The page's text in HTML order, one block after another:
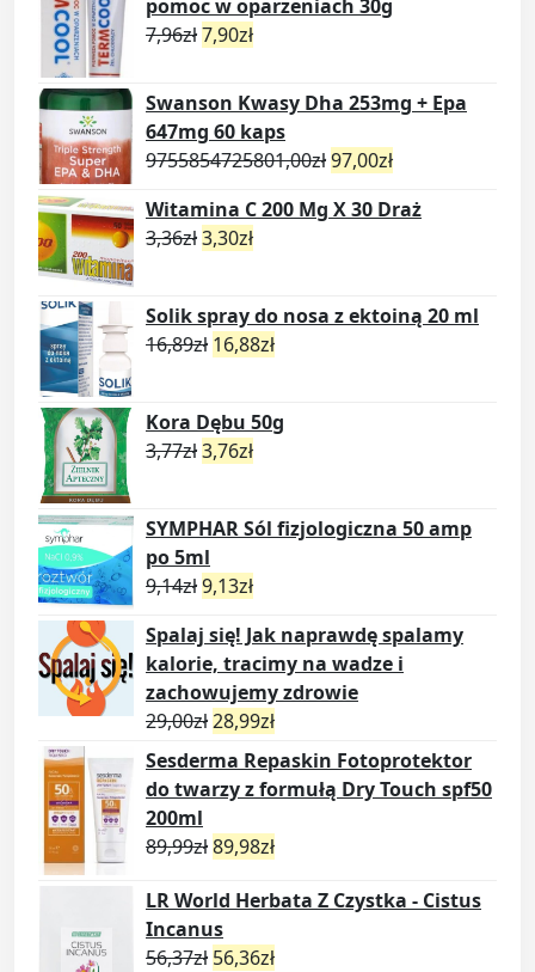
pomoc w oparzeniach 30g
7,96zł7,90zł
Swanson Kwasy Dha 253mg + Epa
647mg 60 kaps
9755854725801,00zł97,00zł
Witamina C 200 Mg X 30 Draż
3,36zł3,30zł
Solik spray do nosa z ektoiną 20 ml
16,89zł 16,88zł
Kora Dębu 50g
3,77zł3,76zł
SYMPHAR Sól fizjologiczna 50 amp
po 5ml
9,14zł9,13zł
Spalaj się! Jak naprawdę spalamy
kalorie, tracimy na wadze i
zachowujemy zdrowie
29,00zł28,99zł
Sesderma Repaskin Fotoprotektor
do twarzy z formułą Dry Touch spf50
200ml
89,99zł89,98zł
LR World Herbata Z Czystka - Cistus
Incanus
56,37zł 56,36zł